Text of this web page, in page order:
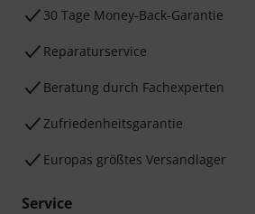
30 Tage Money-Back-Garantie
Reparaturservice
Beratung durch Fachexperten
Zufriedenheitsgarantie
Europas größtes Versandlager
Service